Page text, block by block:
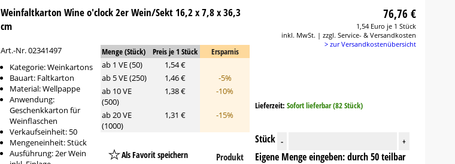
Weinfaltkarton Wine o'clock 2er Wein/Sekt 16,2 x 7,8 x 36,3
cm
Art.-Nr. 02341497
Kategorie: Weinkartons
Bauart: Faltkarton
Material: Wellpappe
Anwendung:
Geschenkkarton für
Weinflaschen
Verkaufseinheit: 50
Mengeneinheit: Stück
Ausführung: 2er Wein
Menge (Stück) Preis je 1 Stück
Ersparnis
ab 1 VE (50)
1,54 €
ab 5 VE (250)
1,46 €
-5%
ab 10 VE
(500)
1,38 € -10%
ab 20 VE
(1000)
1,31 € -15%
Als Favorit speichern
Produkt
76,76 €
1,54 Euro je 1 Stück
inkl. MwSt. | zzgl. Service- & Versandkosten
> zur Versandkostenübersicht
Lieferzeit: Sofort lieferbar (82 Stück)
Stück - +
Eigene Menge eingeben: durch 50 teilbar